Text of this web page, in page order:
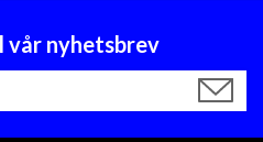
vår nyhetsbrev